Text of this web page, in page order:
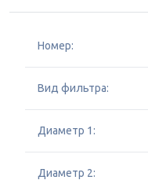
Номер:
Вид фильтра:
Диаметр 1:
Диаметр 2: